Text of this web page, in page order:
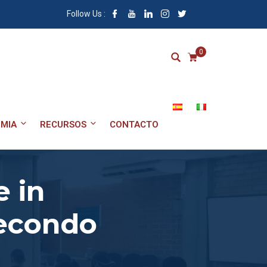
Follow Us :
0
RECURSOS CONTACTO
in